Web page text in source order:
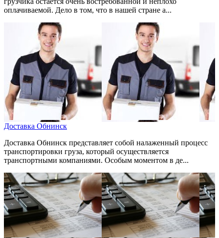
оплачиваемой. Дело в том, что в нашей стране а...
Доставка Обнинск
Доставка Обнинск представляет собой налаженный процесс
транспортировки груза, который осуществляется
транспортными компаниями. Особым моментом в де...